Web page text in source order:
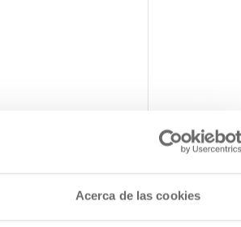
Acerca de las cookies